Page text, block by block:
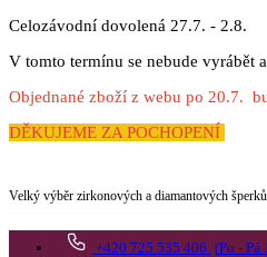
Celozávodní dovolená 27.7. - 2.8.
V tomto termínu se nebude vyrábět
Objednané zboží z webu po 20.7.
DĚKUJEME ZA POCHOPENÍ
Velký výběr zirkonových a diamantových
+420 725 535 406 (Po -